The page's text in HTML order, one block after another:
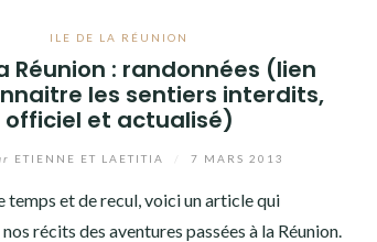
ILE DE LA RÉUNION
Réunion : randonnées (lien
les sentiers interdits,
officiel et actualisé)
ETIENNE ET LAETITIA 7 MARS 2013
temps et de recul, voici un article qui
récits des aventures passées à la Réunion.